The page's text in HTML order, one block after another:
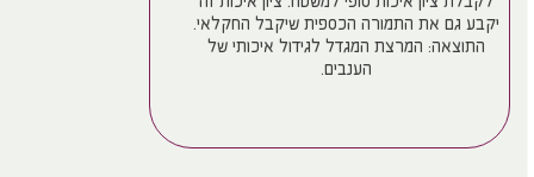
יקבע גם את התמורה הכספית שיקבל החקלאי.
התוצאה: המרצת המגדל לגידול איכותי של
הענבים.